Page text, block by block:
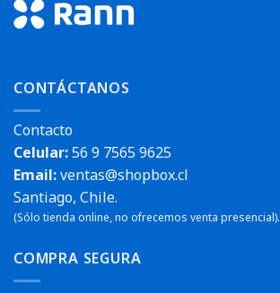
CONTÁCTANOS
Contacto
Celular:56 9 7565 9625
Email:ventas@shopbox.cl
Santiago, Chile.
(Sólo tienda online, no ofrecemos venta presencial).
COMPRA SEGURA